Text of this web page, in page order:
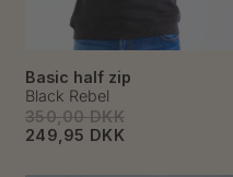
Basic half zip
350,00 DKK
249,95 DKK
Black Rebel